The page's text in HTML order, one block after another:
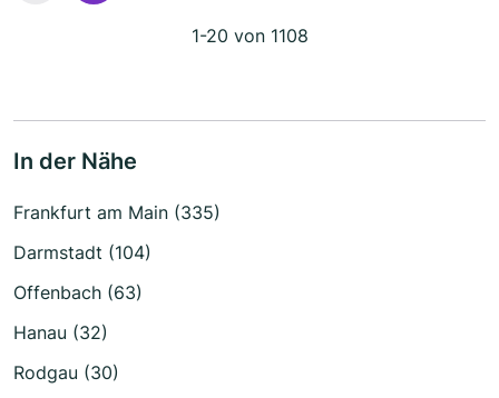
1-20 von 1108
In der Nähe
Frankfurt am Main (335)
Darmstadt (104)
Offenbach (63)
Hanau (32)
Rodgau (30)